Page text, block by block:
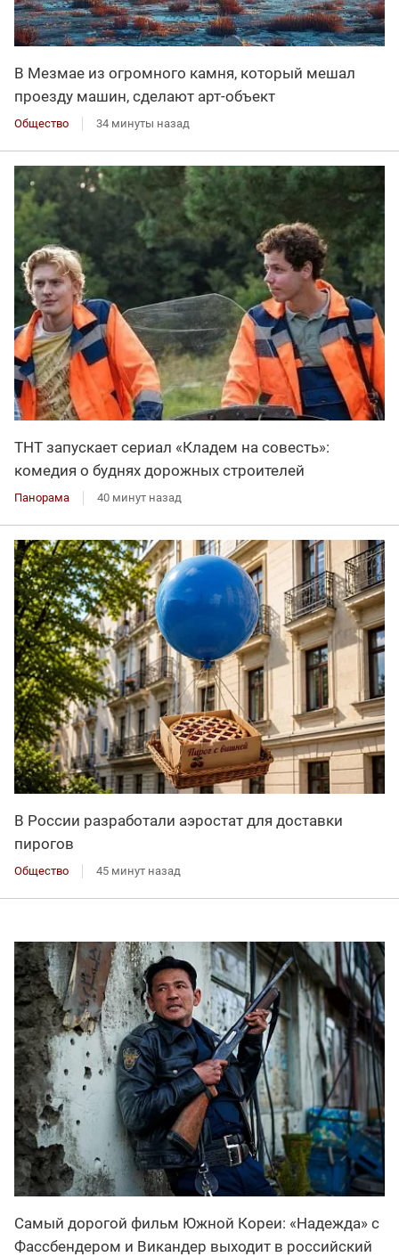
В Мезмае из огромного камня, который мешал
проезду машин, сделают арт-объект
Общество 34 минуты назад
ТНТ запускает сериал «Кладем на совесть»:
комедия о буднях дорожных строителей
Панорама 40 минут назад
В России разработали аэростат для доставки
пирогов
Общество 45 минут назад
Самый дорогой фильм Южной Кореи: «Надежда» с
Фассбендером и Викандер выходит в российский